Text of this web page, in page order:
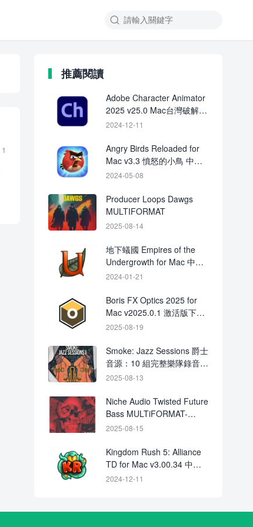

1
推薦閱讀
Adobe Character Animator
2025 v25.0 Mac台灣破解檔
下載 crack
2024-12-11
Angry Birds Reloaded for
Mac v3.3 憤怒的小鳥 中文
破解版下載
2024-05-08
Producer Loops Dawgs
MULTIFORMAT
2025-08-14
地下蟻國 Empires of the
Undergrowth for Mac 中文
原生版下載
2024-01-21
Boris FX Optics 2025 for
Mac v2025.0.1 激活版下載
圖像特效濾鏡處理
2025-08-19
Smoke: Jazz Sessions 爵士
音源：10 組完整樂隊錄音＋
MIDI 與取樣循環
2025-08-13
Niche Audio Twisted Future
Bass MULTiFORMAT-
FANTASTiC
2025-08-15
Kingdom Rush 5: Alliance
TD for Mac v3.00.34 中文
直裝版下載
2024-12-11